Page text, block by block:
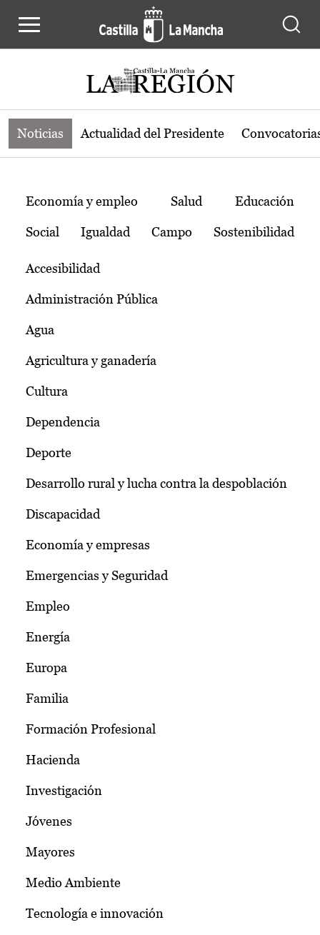
Noticias de la región de Castilla-La
Noticias Actualidad del Presidente
Temas
Economía y empleo Salud Educación
Social Igualdad Campo Sostenibilidad
Accesibilidad
Administración Pública
Agua
Agricultura y ganadería
Cultura
Dependencia
Deporte
Desarrollo rural y lucha contra la despoblación
Discapacidad
Economía y empresas
Emergencias y Seguridad
Empleo
Energía
Europa
Familia
Formación Profesional
Hacienda
Investigación
Jóvenes
Mayores
Medio Ambiente
Tecnología e innovación